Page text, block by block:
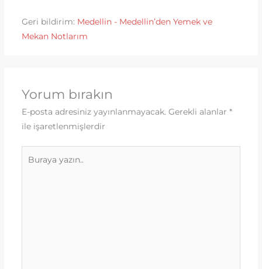
Geri bildirim: Medellin - Medellin’den Yemek ve
Mekan Notlarım
Yorum bırakın
E-posta adresiniz yayınlanmayacak. Gerekli alanlar *
ile işaretlenmişlerdir